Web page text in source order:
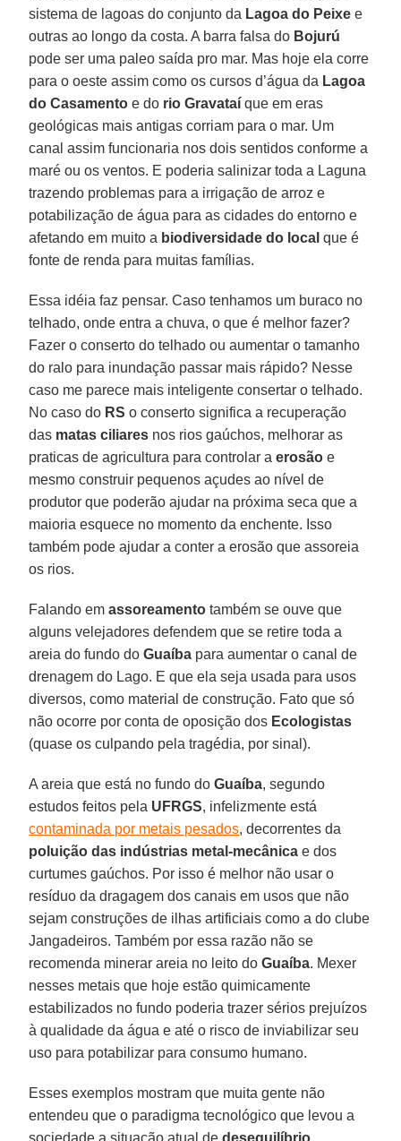
sistema de lagoas do conjunto da Lagoa do Peixe e
outras ao longo da costa. A barra falsa do Bojurú
pode ser uma paleo saída pro mar. Mas hoje ela corre
para o oeste assim como os cursos d’água da Lagoa
do Casamento e do rio Gravataí que em eras
geológicas mais antigas corriam para o mar. Um
canal assim funcionaria nos dois sentidos conforme a
maré ou os ventos. E poderia salinizar toda a Laguna
trazendo problemas para a irrigação de arroz e
potabilização de água para as cidades do entorno e
afetando em muito a biodiversidade do local que é
fonte de renda para muitas famílias.
Essa idéia faz pensar. Caso tenhamos um buraco no
telhado, onde entra a chuva, o que é melhor fazer?
Fazer o conserto do telhado ou aumentar o tamanho
do ralo para inundação passar mais rápido? Nesse
caso me parece mais inteligente consertar o telhado.
No caso do RS o conserto significa a recuperação
das matas ciliares nos rios gaúchos, melhorar as
praticas de agricultura para controlar aerosão e
mesmo construir pequenos açudes ao nível de
produtor que poderão ajudar na próxima seca que a
maioria esquece no momento da enchente. Isso
também pode ajudar a conter a erosão que assoreia
os rios.
Falando emassoreamento também se ouve que
alguns velejadores defendem que se retire toda a
areia do fundo doGuaíba para aumentar o canal de
drenagem do Lago. E que ela seja usada para usos
diversos, como material de construção. Fato que só
não ocorre por conta de oposição dos Ecologistas
(quase os culpando pela tragédia, por sinal).
A areia que está no fundo doGuaíba, segundo
estudos feitos pela UFRGS, infelizmente está
contaminada por metais pesados, decorrentes da
poluição das indústrias metal-mecânica e dos
curtumes gaúchos. Por isso é melhor não usar o
resíduo da dragagem dos canais em usos que não
sejam construções de ilhas artificiais como a do clube
Jangadeiros. Também por essa razão não se
recomenda minerar areia no leito doGuaíba. Mexer
nesses metais que hoje estão quimicamente
estabilizados no fundo poderia trazer sérios prejuízos
à qualidade da água e até o risco de inviabilizar seu
uso para potabilizar para consumo humano.
Esses exemplos mostram que muita gente não
entendeu que o paradigma tecnológico que levou a
sociedade a situação atual dedesequilíbrio